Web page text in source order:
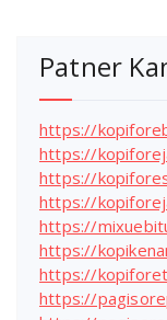
Patner
https://
https://
https://
https://
https://
https://
https://
https://